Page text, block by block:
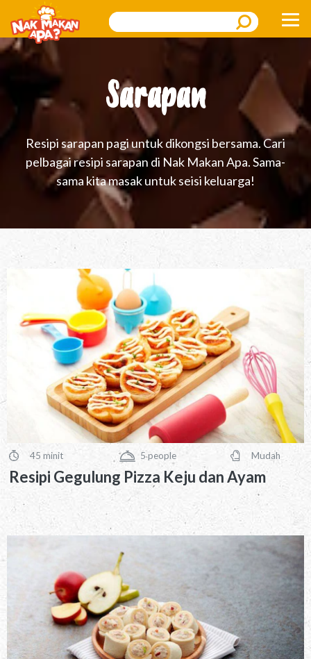
Search
Sarapan
Resipi sarapan pagi untuk dikongsi bersama. Cari
pelbagai resipi sarapan di Nak Makan Apa. Sama-
sama kita masak untuk seisi keluarga!
Resipi Gegulung Pizza Keju dan Ayam
PreparationTime
45 minit Servings
5people Difficulty
Mudah